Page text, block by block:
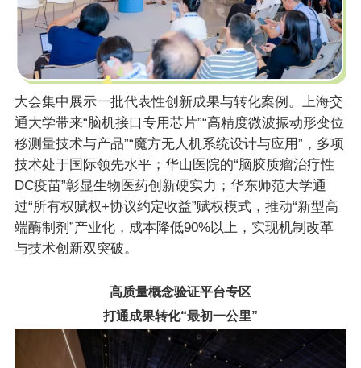
大会集中展示一批代表性创新成果与转化案例。上海交
通大学带来“脑机接口专用芯片”“高精度微波振动形变位
移测量技术与产品”“魔方无人机系统设计与应用”，多项
技术处于国际领先水平；华山医院的“脑胶质瘤治疗性
DC疫苗”彰显生物医药创新硬实力；华东师范大学通
过“所有权赋权+协议约定收益”赋权模式，推动“新型高
端酶制剂”产业化，成本降低90%以上，实现机制改革
与技术创新双突破。
高质量概念验证平台专区
打通成果转化“最初一公里”